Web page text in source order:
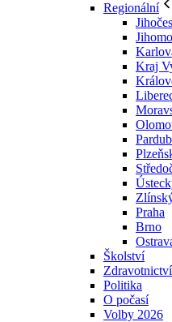
Regionální
Kraj
Praha
Brno
Školství
Zdravotnictví
Politika
O počasí
Volby 2026